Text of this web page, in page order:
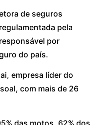
de seguros
pela
por
do país.
empresa líder do
com mais de 26
das motos, 62% dos